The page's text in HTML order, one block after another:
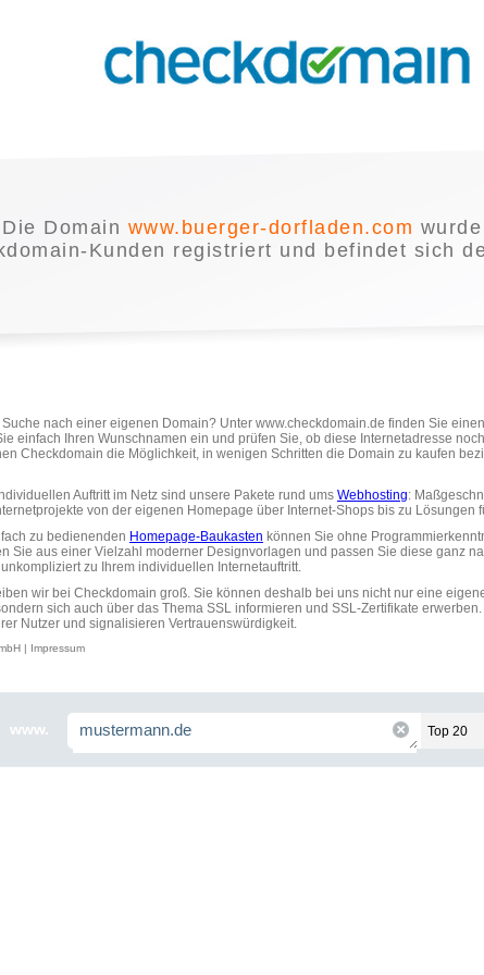
Die Domain www.buerger-dorfladen.com
Kunden registriert und befindet sich
nach einer eigenen Domain? Unter www.checkdomain.de finden Sie
einfach Ihren Wunschnamen ein und prüfen Sie, ob diese Internetadresse
Checkdomain die Möglichkeit, in wenigen Schritten die Domain zu kaufen
Auftritt im Netz sind unsere Pakete rund ums Webhosting:
von der eigenen Homepage über Internet-Shops bis zu Lösungen
zu bedienenden Homepage-Baukasten können Sie ohne
Sie aus einer Vielzahl moderner Designvorlagen und passen Sie diese ganz
zu Ihrem individuellen Internetauftritt.
wir bei Checkdomain groß. Sie können deshalb bei uns nicht nur eine
sich auch über das Thema SSL informieren und SSL-Zertifikate
Nutzer und signalisieren Vertrauenswürdigkeit.
| Impressum
www. Top 20